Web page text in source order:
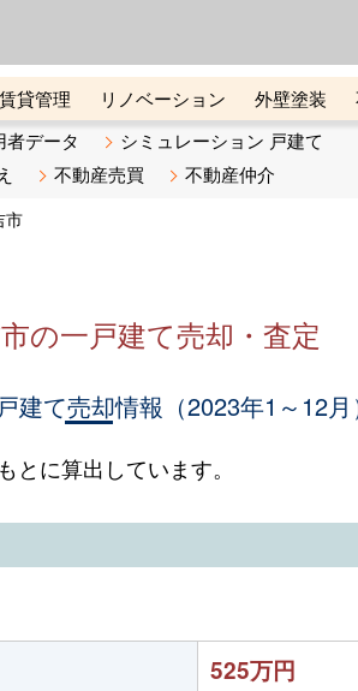
賃貸管理 リノベーション 外壁塗装
ガジンBiz 不動産売却ご相談デスク
者データ
シミュレーション 戸建て
不動産売買 不動産仲介
市
の一戸建て売却・査定
建て売却情報（2023年1～12月
に算出しています。
525万円